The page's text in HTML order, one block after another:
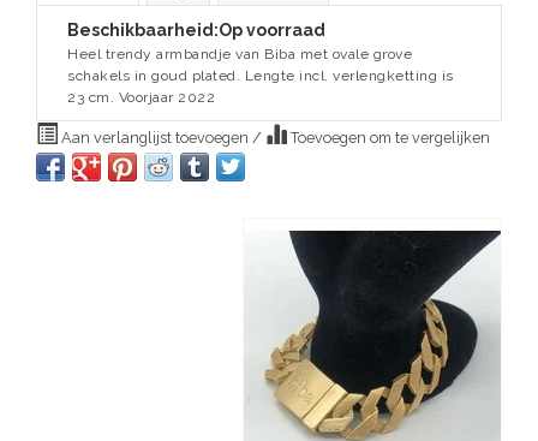
Beschikbaarheid:Op voorraad
Heel trendy armbandje van Biba met ovale grove
schakels in goud plated. Lengte incl. verlengketting is
23 cm. Voorjaar 2022
Aan verlanglijst toevoegen / Toevoegen om te vergelijken